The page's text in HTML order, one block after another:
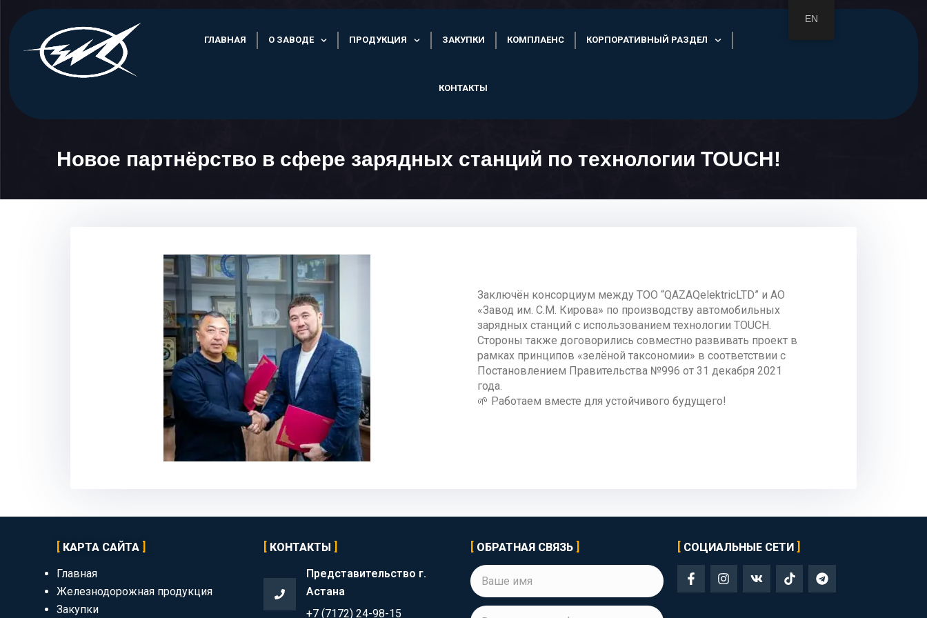
ГЛАВНАЯ О ЗАВОДЕ ПРОДУКЦИЯ ЗАКУПКИ КОМПЛАЕНС КОРПОРАТИВНЫЙ РАЗДЕЛ
КОНТАКТЫ
Новое партнёрство в сфере зарядных станций по технологии TOUCH!
Заключён консорциум между ТОО “QAZAQelektricLTD” и АО
«Завод им. С.М. Кирова» по производству автомобильных
зарядных станций с использованием технологии TOUCH.
Стороны также договорились совместно развивать проект в
рамках принципов «зелёной таксономии» в соответствии с
Постановлением Правительства №996 от 31 декабря 2021
года.
🌱 Работаем вместе для устойчивого будущего!
КАРТА САЙТА
Главная
Железнодорожная продукция
Закупки
КОНТАКТЫ
Представительство г.
Астана
+7 (7172) 24-98-15
ОБРАТНАЯ СВЯЗЬ СОЦИАЛЬНЫЕ СЕТИ
F
a
c
I
n
s
k
T
i
k
T
e
l
EN